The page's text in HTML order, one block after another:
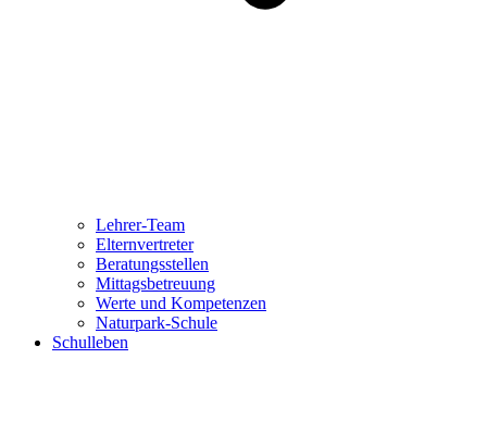
Lehrer-Team
Elternvertreter
Beratungsstellen
Mittagsbetreuung
Werte und Kompetenzen
Naturpark-Schule
Schulleben